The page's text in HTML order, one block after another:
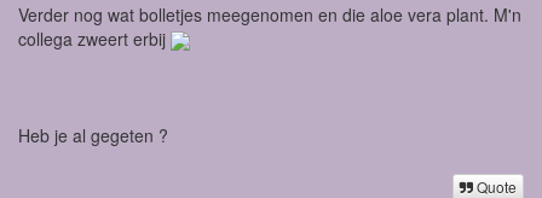
Verder nog wat bolletjes meegenomen en die aloe vera plant. M'n
collega zweert erbij
Heb je al gegeten ?
Quote